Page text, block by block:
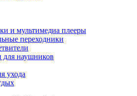
и мультимедиа плееры
переходники
для наушников
ухода